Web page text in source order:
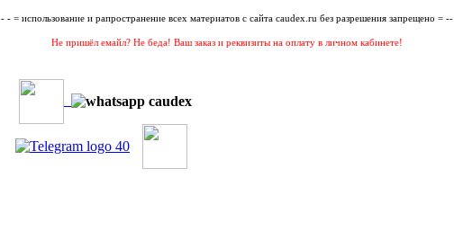
- - = использование и рапространение всех материатов с сайта caudex.ru без разрешения запрещено = --
Не пришёл емайл? Не беда! Ваш заказ и реквизиты на оплату в личном кабинете!